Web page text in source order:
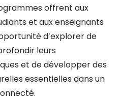
offrent aux
et aux enseignants
d’explorer de
leurs
et de développer des
essentielles dans un